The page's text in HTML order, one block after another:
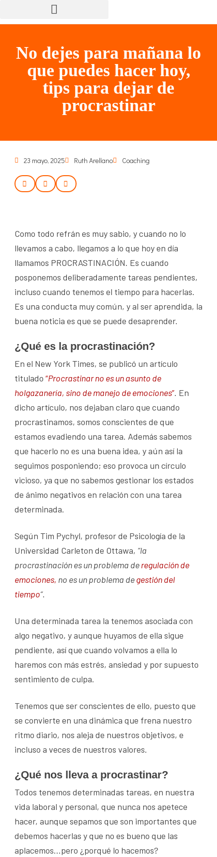
No dejes para mañana lo
que puedes hacer hoy,
tips para dejar de
procrastinar
23 mayo, 2025 Ruth Arellano Coaching
Como todo refrán es muy sabio, y cuando no lo
llevamos a cabo, llegamos a lo que hoy en día
llamamos PROCRASTINACIÓN. Es cuando
posponemos deliberadamente tareas pendientes,
incluso cuando tenemos el tiempo para hacerlas.
Es una conducta muy común, y al ser aprendida, la
buena noticia es que se puede desaprender.
¿Qué es la procrastinación?
En el New York Times, se publicó un artículo
titulado “Procrastinar no es un asunto de
holgazanería, sino de manejo de emociones”. En
dicho artículo, nos dejaban claro que cuando
procrastinamos, somos conscientes de que
estamos evadiendo una tarea. Además sabemos
que hacerlo no es una buena idea, y aún así la
seguimos posponiendo; eso provoca un círculo
vicioso, ya que no sabemos gestionar los estados
de ánimo negativos en relación con una tarea
determinada.
Según Tim Pychyl, profesor de Psicología de la
Universidad Carleton de Ottawa, “la
procrastinación es un problema deregulación de
emociones, no es un problema degestión del
tiempo”.
Una determinada tarea la tenemos asociada con
algo negativo, y aunque huyamos de ella sigue
pendiente, así que cuando volvamos a ella lo
haremos con más estrés, ansiedad y por supuesto
sentimiento de culpa.
Tenemos que ser conscientes de ello, puesto que
se convierte en una dinámica que frena nuestro
ritmo diario, nos aleja de nuestros objetivos, e
incluso a veces de nuestros valores.
¿Qué nos lleva a procrastinar?
Todos tenemos determinadas tareas, en nuestra
vida laboral y personal, que nunca nos apetece
hacer, aunque sepamos que son importantes que
debemos hacerlas y que no es bueno que las
aplacemos…pero ¿porqué lo hacemos?